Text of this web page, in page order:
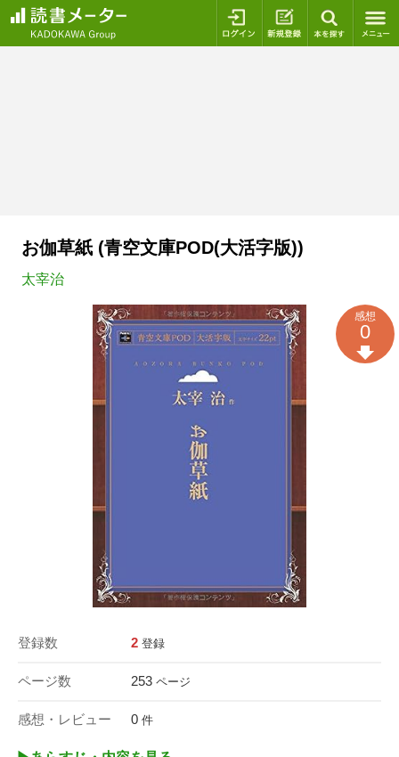
ログイン 新規登録
お伽草紙 (青空文庫POD(大活字版))
太宰治
登録数 2 登録
ページ数 253 ページ
感想・レビュー 0 件
感想
0